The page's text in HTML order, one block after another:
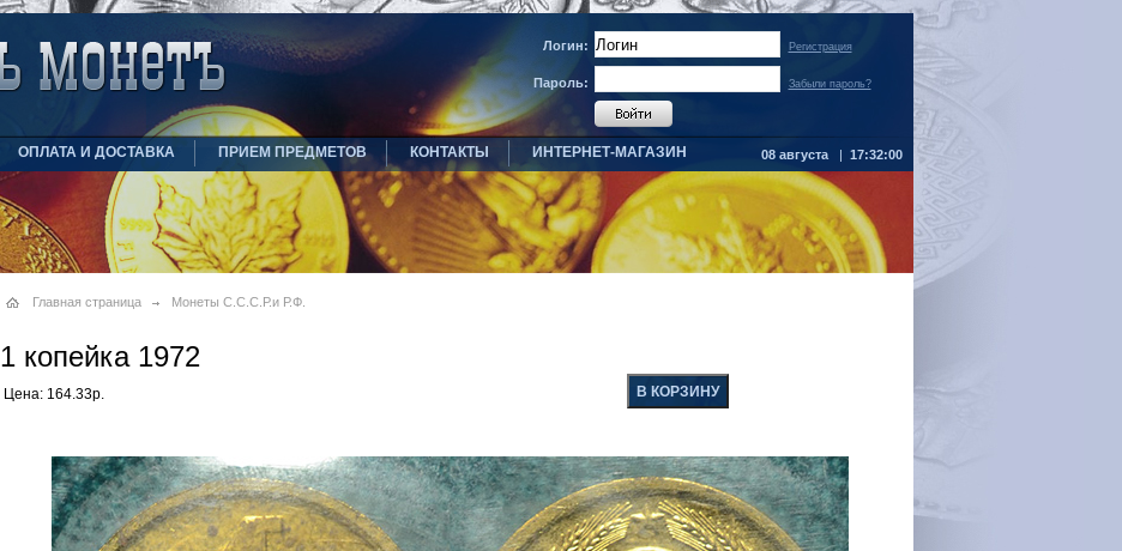
Логин: Регистрация
Пароль: Забыли пароль?
ОПЛАТА И ДОСТАВКА ПРИЕМ ПРЕДМЕТОВ КОНТАКТЫ ИНТЕРНЕТ-МАГАЗИН 08 августа | 17:32:00
Главная страница Монеты С.С.С.Р.и Р.Ф.
1 копейка 1972
Цена: 164.33р.